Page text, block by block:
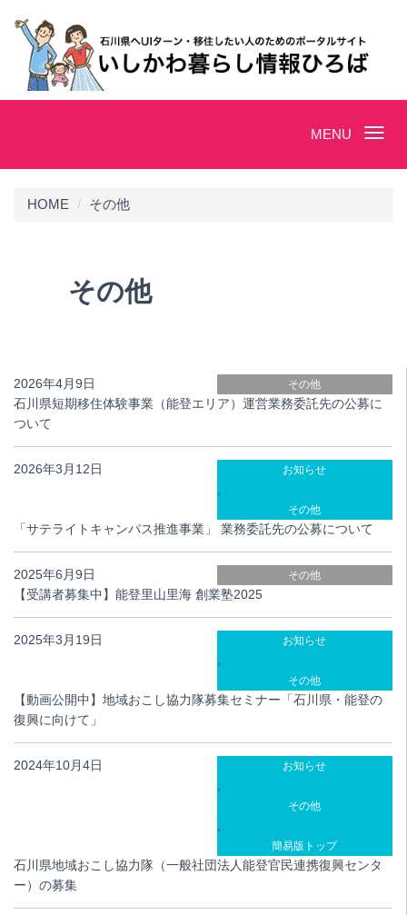
Toggle
MENU
HOME その他
その他
2026年4月9日 その他
石川県短期移住体験事業（能登エリア）運営業務委託先の公募に
ついて
2026年3月12日 お知らせ
その他
「サテライトキャンパス推進事業」 業務委託先の公募について
2025年6月9日 その他
【受講者募集中】能登里山里海 創業塾2025
2025年3月19日 お知らせ
その他
【動画公開中】地域おこし協力隊募集セミナー「石川県・能登の
復興に向けて」
2024年10月4日 お知らせ
その他
簡易版トップ
石川県地域おこし協力隊（一般社団法人能登官民連携復興センタ
ー）の募集